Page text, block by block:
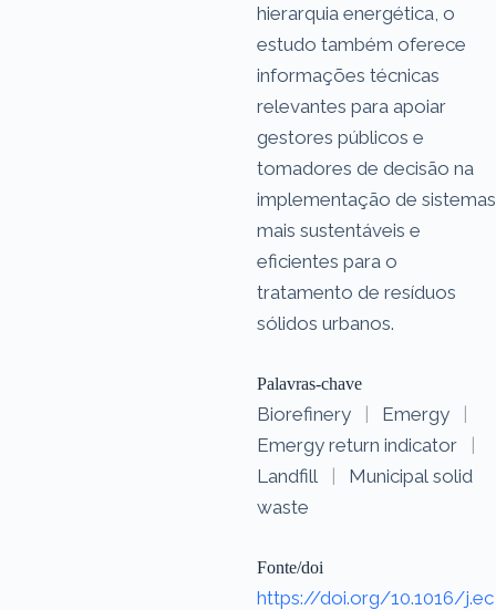
hierarquia energética, o
estudo também oferece
informações técnicas
relevantes para apoiar
gestores públicos e
tomadores de decisão na
implementação de sistemas
mais sustentáveis e
eficientes para o
tratamento de resíduos
sólidos urbanos.
Palavras-chave
Biorefinery | Emergy
|
Emergy return indicator
|
Landfill
|
Municipal solid
waste
Fonte/doi
https://doi.org/10.1016/j.ec